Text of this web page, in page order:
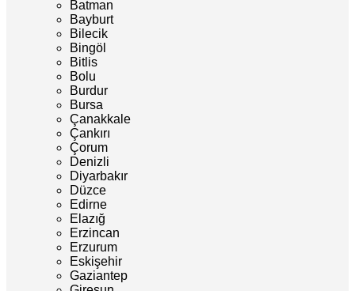
Batman
Bayburt
Bilecik
Bingöl
Bitlis
Bolu
Burdur
Bursa
Çanakkale
Çankırı
Çorum
Denizli
Diyarbakır
Düzce
Edirne
Elazığ
Erzincan
Erzurum
Eskişehir
Gaziantep